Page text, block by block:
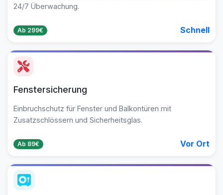
24/7 Überwachung.
Ab 299€ Schnell
Fenstersicherung
Einbruchschutz für Fenster und Balkontüren mit
Zusatzschlössern und Sicherheitsglas.
Ab 89€ Vor Ort